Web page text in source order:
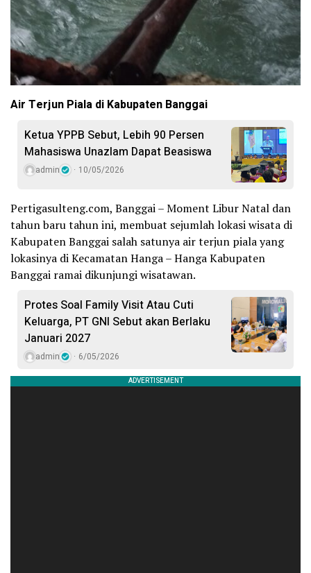
Air Terjun Piala di Kabupaten Banggai
Ketua YPPB Sebut, Lebih 90 Persen
Mahasiswa Unazlam Dapat Beasiswa
admin 10/05/2026
Pertigasulteng.com, Banggai – Moment Libur Natal dan
tahun baru tahun ini, membuat sejumlah lokasi wisata di
Kabupaten Banggai salah satunya air terjun piala yang
lokasinya di Kecamatan Hanga – Hanga Kabupaten
Banggai ramai dikunjungi wisatawan.
Protes Soal Family Visit Atau Cuti
Keluarga, PT GNI Sebut akan Berlaku
Januari 2027
admin 6/05/2026